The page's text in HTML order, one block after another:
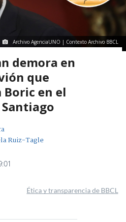
Archivo AgenciaUNO | Contexto Archivo BBCL
demora en
que
en el
Ruiz-Tagle
Ética y transparencia de BBCL